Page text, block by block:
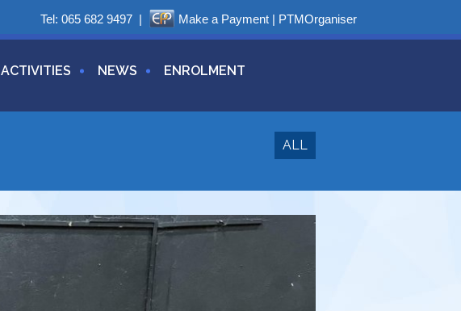
Tel: 065 682 9497| Make a Payment | PTMOrganiser
ACTIVITIES NEWS ENROLMENT
ALL